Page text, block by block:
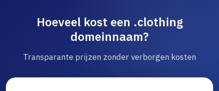
Hoeveel kost een .clothing
domeinnaam?
Transparante prijzen zonder verborgen kosten